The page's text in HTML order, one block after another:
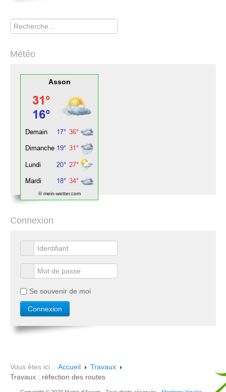
Rechercher
Météo
Asson
© mein-wetter.com
Connexion
Se souvenir de moi
Vous êtes ici : Accueil
Travaux
Travaux : réfection des routes